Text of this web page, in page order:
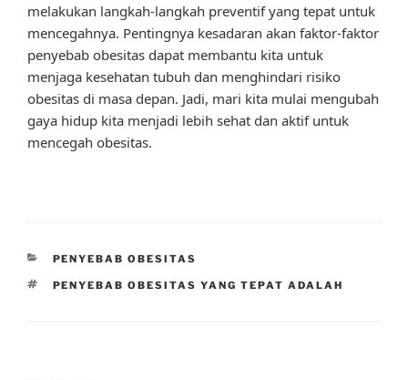
melakukan langkah-langkah preventif yang tepat untuk
mencegahnya. Pentingnya kesadaran akan faktor-faktor
penyebab obesitas dapat membantu kita untuk
menjaga kesehatan tubuh dan menghindari risiko
obesitas di masa depan. Jadi, mari kita mulai mengubah
gaya hidup kita menjadi lebih sehat dan aktif untuk
mencegah obesitas.
CATEGORIES
PENYEBAB OBESITAS
TAGS
PENYEBAB OBESITAS YANG TEPAT ADALAH